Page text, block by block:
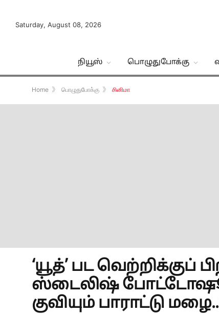
Saturday, August 08, 2026
நியூஸ் பொழுதுபோக்கு
Home 》 பொழுதுபோக்கு 》 சினிமா
‘யூத்’ பட வெற்றிக்குப்
ஸ்டைலிஷ்
குவியும் பாராட்டு